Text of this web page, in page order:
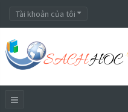
Tài khoản của tôi